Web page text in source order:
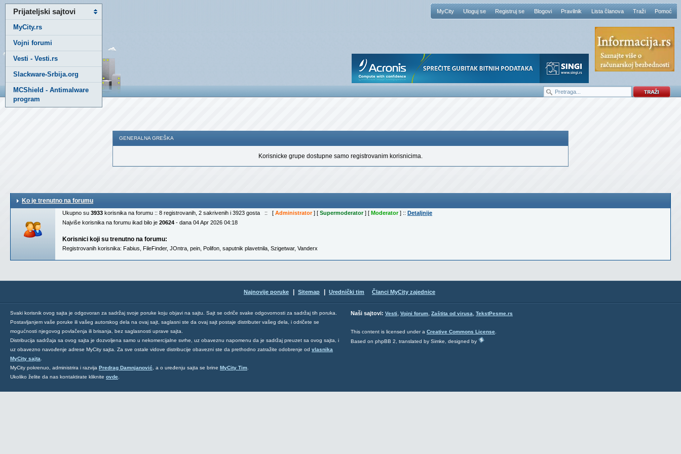
Prijateljski sajtovi
MyCity.rs
Vojni forumi
Vesti - Vesti.rs
Slackware-Srbija.org
MCShield - Antimalware
program
MyCity Uloguj se Registruj se Blogovi Pravilnik Lista članova Traži Pomoć
GENERALNA GREŠKA
Korisnicke grupe dostupne samo registrovanim korisnicima.
Ko je trenutno na forumu
Ukupno su 3933 korisnika na forumu :: 8 registrovanih, 2 sakrivenih i 3923 gosta :: [ Administrator] [ Supermoderator] [ Moderator] :: Detaljnije
Najviše korisnika na forumu ikad bilo je 20624 - dana 04 Apr 2026 04:18
Korisnici koji su trenutno na forumu:
Registrovanih korisnika: Fabius FileFinder, JOntra pein Polifon saputnik plavetnila Szigetwar, Vanderx
Najnovije poruke Sitemap Urednički tim Članci MyCity zajednice
Svaki korisnik ovog sajta je odgovoran za sadržaj svoje poruke koju objavi na sajtu. Sajt se odriče svake odgovornosti za sadržaj tih poruka.
Postavljanjem vaše poruke ili vašeg autorskog dela na ovaj sajt, saglasni ste da ovaj sajt postaje distributer vašeg dela, i odričete se
mogućnosti njegovog povlačenja ili brisanja, bez saglasnosti uprave sajta.
Distribucija sadržaja sa ovog sajta je dozvoljena samo u nekomercijalne svrhe, uz obaveznu napomenu da je sadržaj preuzet sa ovog sajta, i
uz obavezno navođenje adrese MyCity sajta. Za sve ostale vidove distribucije obavezni ste da prethodno zatražite odobrenje od vlasnika
MyCity sajta
MyCity pokrenuo, administrira i razvija Predrag Damnjanović , a o uređenju sajta se brine MyCity Tim
Ukoliko želite da nas kontaktirate kliknite ovde
Naši sajtovi: Vesti, Vojni forum, Zaštita od virusa, TekstPesme.rs
This content is licensed under a Creative Commons License
Based on phpBB 2, translated by Simke, designed by